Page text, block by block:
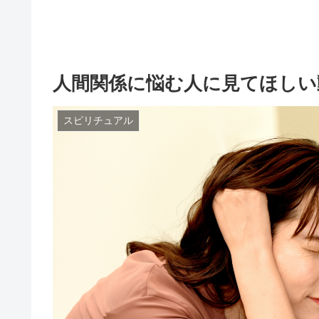
人間関係に悩む人に見てほし
スピリチュアル